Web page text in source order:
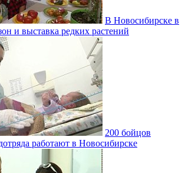
В Новосибирске в
и выставка редких растений
200 бойцов
работают в Новосибирске